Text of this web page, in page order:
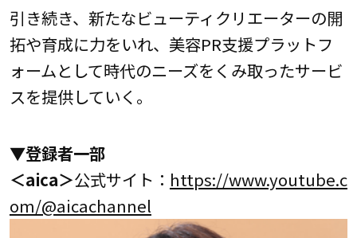
引き続き、新たなビューティクリエーターの開
拓や育成に力をいれ、美容PR支援プラットフ
ォームとして時代のニーズをくみ取ったサービ
スを提供していく。
▼登録者一部
＜aica＞公式サイト： https://www.youtube.c
om/@aicachannel